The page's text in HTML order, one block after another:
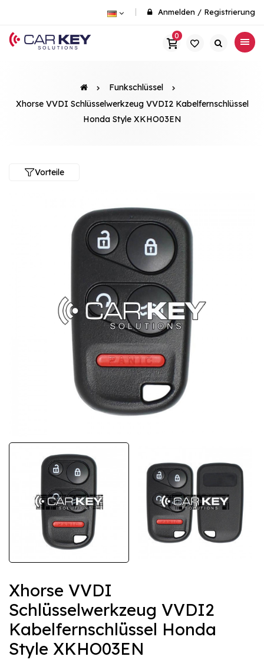
Anmelden / Registrierung
0
Funkschlüssel
Xhorse VVDI Schlüsselwerkzeug VVDI2 Kabelfernschlüssel
Honda Style XKHO03EN
Vorteile
Xhorse VVDI
Schlüsselwerkzeug VVDI2
Kabelfernschlüssel Honda
Style XKHO03EN